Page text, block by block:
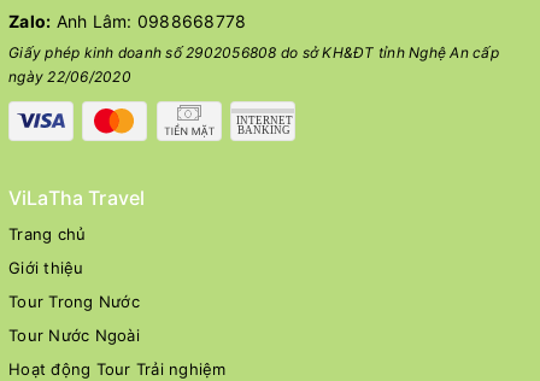
Zalo: Anh Lâm: 0988668778
Giấy phép kinh doanh số 2902056808 do sở KH&ĐT tỉnh Nghệ An cấp
ngày 22/06/2020
ViLaTha Travel
Trang chủ
Giới thiệu
Tour Trong Nước
Tour Nước Ngoài
Hoạt động Tour Trải nghiệm